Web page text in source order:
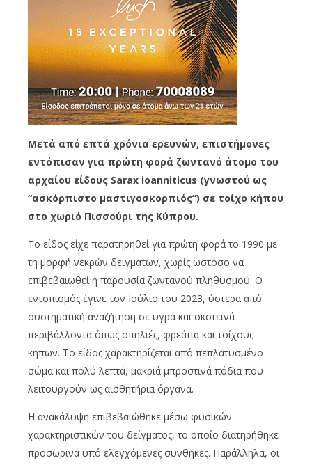
Μετά από επτά χρόνια ερευνών, επιστήμονες
εντόπισαν για πρώτη φορά ζωντανό άτομο του
αρχαίου είδους Sarax ioanniticus (γνωστού ως
“ασκόρπιστο μαστιγοσκορπιός”) σε τοίχο κήπου
στο χωριό Πισσούρι της Κύπρου.
Το είδος είχε παρατηρηθεί για πρώτη φορά το 1990 με
τη μορφή νεκρών δειγμάτων, χωρίς ωστόσο να
επιβεβαιωθεί η παρουσία ζωντανού πληθυσμού. Ο
εντοπισμός έγινε τον Ιούλιο του 2023, ύστερα από
συστηματική αναζήτηση σε υγρά και σκοτεινά
περιβάλλοντα όπως σπηλιές, φρεάτια και τοίχους
κήπων. Το είδος χαρακτηρίζεται από πεπλατυσμένο
σώμα και πολύ λεπτά, μακριά μπροστινά πόδια που
λειτουργούν ως αισθητήρια όργανα.
Η ανακάλυψη επιβεβαιώθηκε μέσω φυσικών
χαρακτηριστικών του δείγματος, το οποίο διατηρήθηκε
προσωρινά υπό ελεγχόμενες συνθήκες. Παράλληλα, οι